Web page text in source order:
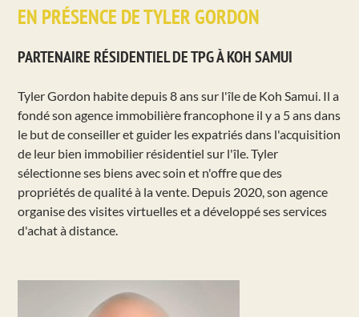
EN PRÉSENCE DE TYLER GORDON
PARTENAIRE RÉSIDENTIEL DE TPG À KOH SAMUI
Tyler Gordon habite depuis 8 ans sur l'île de Koh Samui. Il a
fondé son agence immobilière francophone il y a 5 ans dans
le but de conseiller et guider les expatriés dans l'acquisition
de leur bien immobilier résidentiel sur l'île. Tyler
sélectionne ses biens avec soin et n'offre que des
propriétés de qualité à la vente. Depuis 2020, son agence
organise des visites virtuelles et a développé ses services
d'achat à distance.